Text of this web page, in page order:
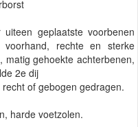
geplaatste voorbenen
rechte en sterke
matig gehoekte achterbenen,
2e dij
of gebogen gedragen.
harde voetzolen.